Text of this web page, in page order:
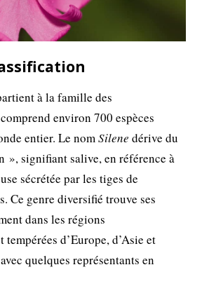
à la famille des
environ 700 espèces
entier. Le nomSilene dérive du
», signifiant salive, en référence à
sécrétée par les tiges de
Ce genre diversifié trouve ses
dans les régions
tempérées d’Europe, d’Asie et
quelques représentants en